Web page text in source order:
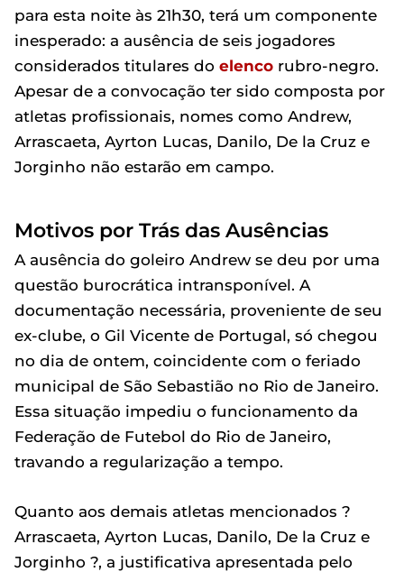
para esta noite às 21h30, terá um componente
inesperado: a ausência de seis jogadores
considerados titulares do elenco rubro-negro.
Apesar de a convocação ter sido composta por
atletas profissionais, nomes como Andrew,
Arrascaeta, Ayrton Lucas, Danilo, De la Cruz e
Jorginho não estarão em campo.
Motivos por Trás das Ausências
A ausência do goleiro Andrew se deu por uma
questão burocrática intransponível. A
documentação necessária, proveniente de seu
ex-clube, o Gil Vicente de Portugal, só chegou
no dia de ontem, coincidente com o feriado
municipal de São Sebastião no Rio de Janeiro.
Essa situação impediu o funcionamento da
Federação de Futebol do Rio de Janeiro,
travando a regularização a tempo.
Quanto aos demais atletas mencionados ?
Arrascaeta, Ayrton Lucas, Danilo, De la Cruz e
Jorginho ?, a justificativa apresentada pelo